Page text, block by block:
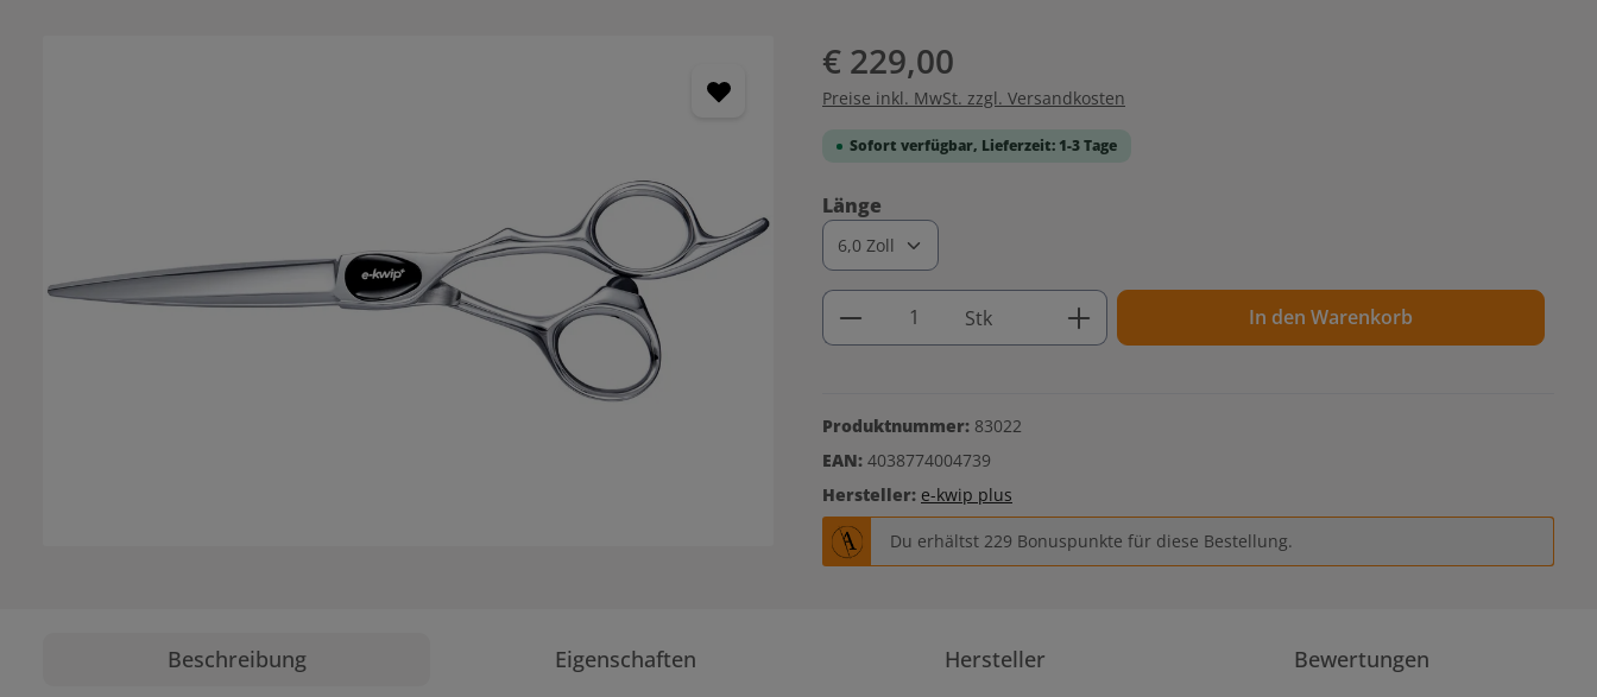
€ 229,00
Preise inkl. MwSt. zzgl. Versandkosten
Sofort verfügbar, Lieferzeit: 1-3 Tage
Länge
Produkt Anzahl: Gib den gewünschten Wert ein oder
Stk In den Warenkorb
Produktnummer: 83022
EAN: 4038774004739
Hersteller: e-kwip plus
Du erhältst 229 Bonuspunkte für diese Bestellung.
Beschreibung Eigenschaften Hersteller Bewertungen